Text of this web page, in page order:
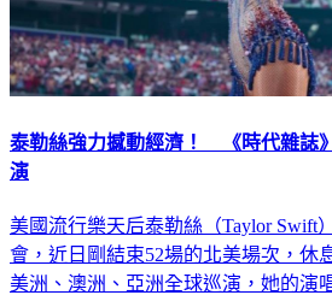
泰勒絲強力撼動經濟！ 《時代雜誌
美國流行樂天后泰勒絲（Taylor Swift
會，近日剛結束52場的北美場次，休